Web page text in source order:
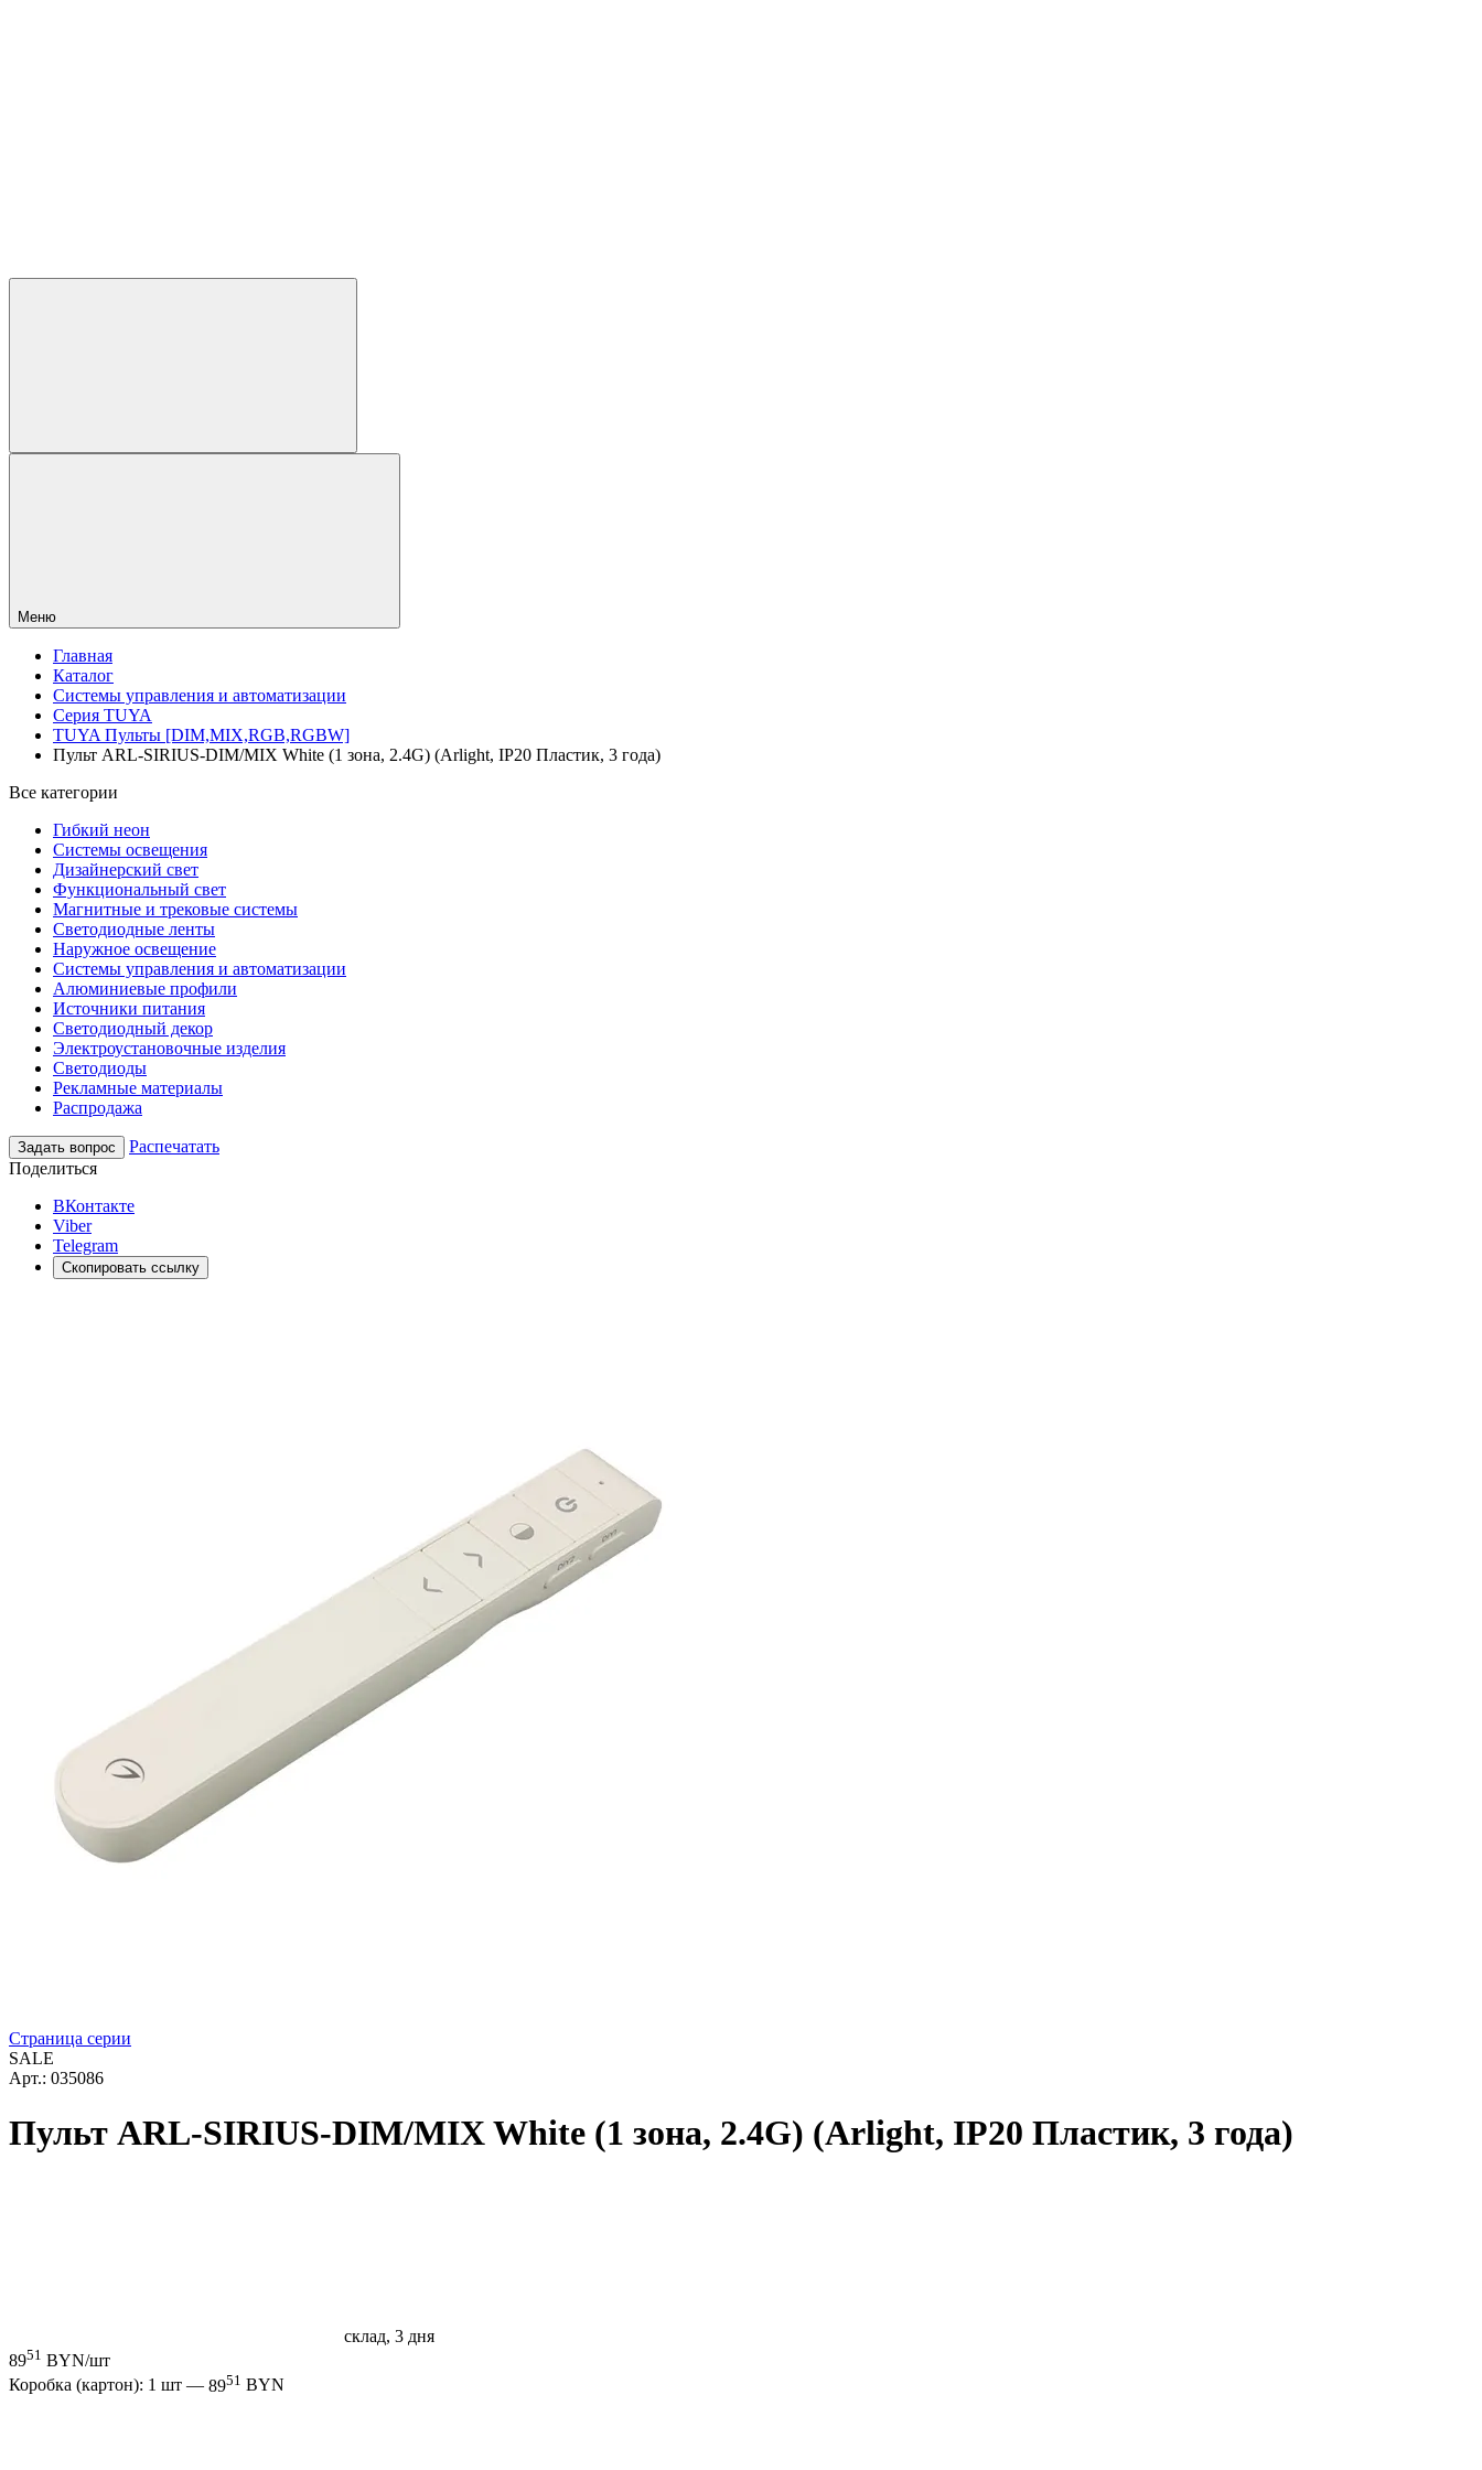
Меню
Главная
Каталог
Системы управления и автоматизации
Серия TUYA
TUYA Пульты [DIM,MIX,RGB,RGBW]
Пульт ARL-SIRIUS-DIM/MIX White (1 зона, 2.4G) (Arlight, IP20 Пластик, 3 года)
Все категории
Гибкий неон
Системы освещения
Дизайнерский свет
Функциональный свет
Магнитные и трековые системы
Светодиодные ленты
Наружное освещение
Системы управления и автоматизации
Алюминиевые профили
Источники питания
Светодиодный декор
Электроустановочные изделия
Светодиоды
Рекламные материалы
Распродажа
Задать вопрос
Распечатать
Поделиться
ВКонтакте
Viber
Telegram
Скопировать ссылку
Страница серии
SALE
Арт.: 035086
Пульт ARL-SIRIUS-DIM/MIX White (1 зона, 2.4G) (Arlight, IP20 Пластик, 3 года)
склад, 3 дня
8951 BYN/шт
Коробка (картон): 1 шт — 8951 BYN